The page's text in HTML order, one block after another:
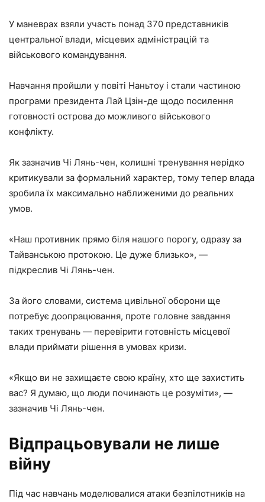
У маневрах взяли участь понад 370 представників
центральної влади, місцевих адміністрацій та
військового командування.
Навчання пройшли у повіті Наньтоу і стали частиною
програми президента Лай Цзін-де щодо посилення
готовності острова до можливого військового
конфлікту.
Як зазначив Чі Лянь-чен, колишні тренування нерідко
критикували за формальний характер, тому тепер влада
зробила їх максимально наближеними до реальних
умов.
«Наш противник прямо біля нашого порогу, одразу за
Тайванською протокою. Це дуже близько», —
підкреслив Чі Лянь-чен.
За його словами, система цивільної оборони ще
потребує доопрацювання, проте головне завдання
таких тренувань — перевірити готовність місцевої
влади приймати рішення в умовах кризи.
«Якщо ви не захищаєте свою країну, хто ще захистить
вас? Я думаю, що люди починають це розуміти», —
зазначив Чі Лянь-чен.
Відпрацьовували не лише
війну
Під час навчань моделювалися атаки безпілотників на